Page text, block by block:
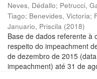
Neves, Dédallo; Petrucci,
Tiago; Benevides, Victoria;
Januario, Priscila (2018)
Base de dados referente à
respeito do impeachment
de dezembro de 2015
impeachment) até 31 de